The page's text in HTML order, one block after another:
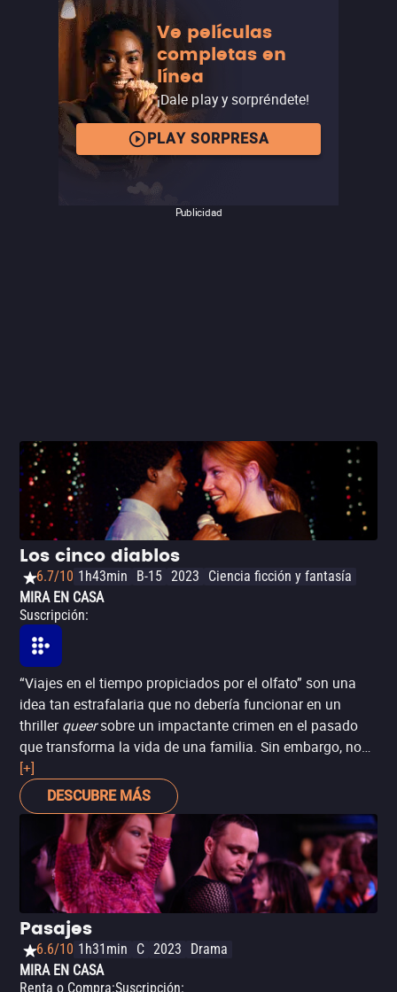
actual.
Ve películas
completas en
línea
¡Dale play y sorpréndete!
PLAY SORPRESA
Publicidad
Los cinco diablos
6.7/10 1h43min B-15 2023
Ciencia ficción y fantasía
MIRA EN CASA
Suscripción:
“Viajes en el tiempo propiciados por el olfato” son una
idea tan estrafalaria que no debería funcionar en un
thriller queersobre un impactante crimen en el pasado
que transforma la vida de una familia. Sin embargo, no
hay otra forma de describir a
directora Léa Mysius (guionista de
fenomenales actuaciones de Adèle Exarchopoulos (
vida de Adèle), Swala Emati y la pequeña Sally Dramé, la
película cuenta la historia de una mujer (Exarchopoulos),
su esposo y su hija (Dramé), cuyas vidas son alteradas
por la reaparición de su cuñada (Emati), quien tiene un
pasado con ella, y que la niña comienza a descubrir
viajando al pasado. Se trata de una extraña (pero
poderosa) historia de realismo mágico que trasciende
géneros –va delthrilleral romance hasta la fantasía– y
[+]
DESCUBRE MÁS
Pasajes
6.6/10 1h31min C 2023
Drama
MIRA EN CASA
Renta o Compra:Suscripción: